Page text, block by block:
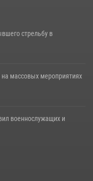
стрельбу в
массовых мероприятиях
военнослужащих и